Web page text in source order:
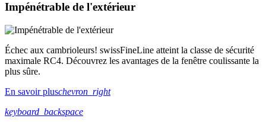
Impénétrable de l'extérieur
Échec aux cambrioleurs! swissFineLine atteint la classe de sécurité
maximale RC4. Découvrez les avantages de la fenêtre coulissante la
plus sûre.
En savoir pluschevron_right
keyboard_backspace